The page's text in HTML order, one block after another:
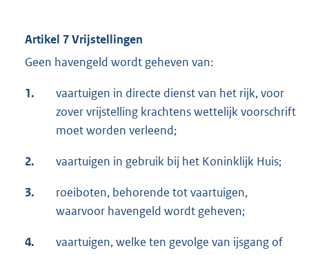
Artikel 7 Vrijstellingen
Geen havengeld wordt geheven van:
1.
vaartuigen in directe dienst van het rijk, voor
zover vrijstelling krachtens wettelijk voorschrift
moet worden verleend;
2. vaartuigen in gebruik bij het Koninklijk Huis;
3.
roeiboten, behorende tot vaartuigen,
waarvoor havengeld wordt geheven;
4.
vaartuigen, welke ten gevolge van ijsgang of